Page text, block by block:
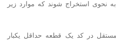
استخراج شوند که موارد زیر
در کد یک قطعه حداقل یکبار